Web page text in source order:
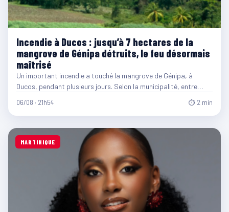
Incendie à Ducos : jusqu’à 7 hectares de la
mangrove de Génipa détruits, le feu désormais
maîtrisé
Un important incendie a touché la mangrove de Génipa, à
Ducos, pendant plusieurs jours. Selon la municipalité, entre…
06/08 · 21h54 ⏱ 2 min
MARTINIQUE